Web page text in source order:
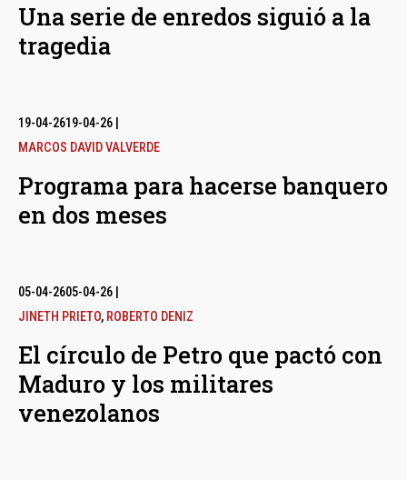
Una serie de enredos siguió a la
tragedia
19-04-2619-04-26
MARCOS DAVID VALVERDE
Programa para hacerse banquero
en dos meses
05-04-2605-04-26
JINETH PRIETO, ROBERTO DENIZ
El círculo de Petro que pactó con
Maduro y los militares
venezolanos